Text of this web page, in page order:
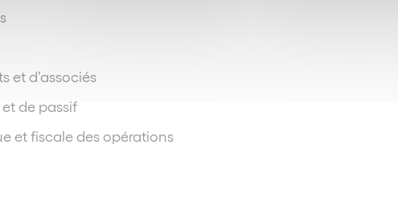
et d’associés
de passif
et fiscale des opérations